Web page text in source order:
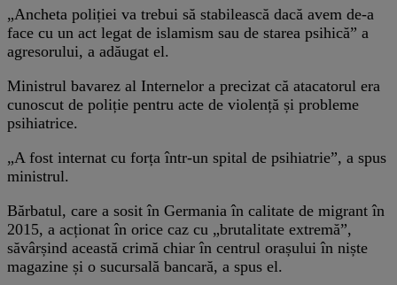
„Ancheta poliției va trebui să stabilească dacă avem de-a
face cu un act legat de islamism sau de starea psihică” a
agresorului, a adăugat el.
Ministrul bavarez al Internelor a precizat că atacatorul era
cunoscut de poliție pentru acte de violență și probleme
psihiatrice.
„A fost internat cu forța într-un spital de psihiatrie”, a spus
ministrul.
Bărbatul, care a sosit în Germania în calitate de migrant în
2015, a acționat în orice caz cu „brutalitate extremă”,
săvârșind această crimă chiar în centrul orașului în niște
magazine și o sucursală bancară, a spus el.